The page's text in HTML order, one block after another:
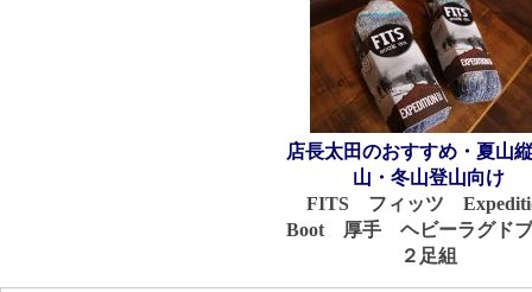
店長太田のおすすめ・夏山
山・冬山登山向け
FITS フィッツ
Boot 厚手 ヘビーラグド
２足組